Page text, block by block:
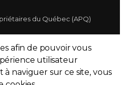
du Québec (APQ)
afin de pouvoir vous
utilisateur
à naviguer sur ce site, vous